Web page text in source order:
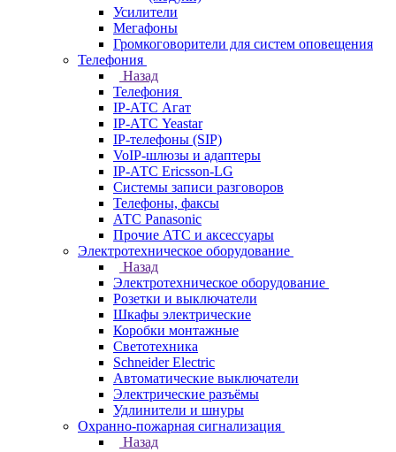
Усилители
Мегафоны
Громкоговорители для систем оповещения
Телефония
Назад
Телефония
IP-АТС Агат
IP-АТС Yeastar
IP-телефоны (SIP)
VoIP-шлюзы и адаптеры
IP-АТС Ericsson-LG
Системы записи разговоров
Телефоны, факсы
АТС Panasonic
Прочие АТС и аксессуары
Электротехническое оборудование
Назад
Электротехническое оборудование
Розетки и выключатели
Шкафы электрические
Коробки монтажные
Светотехника
Schneider Electric
Автоматические выключатели
Электрические разъёмы
Удлинители и шнуры
Охранно-пожарная сигнализация
Назад